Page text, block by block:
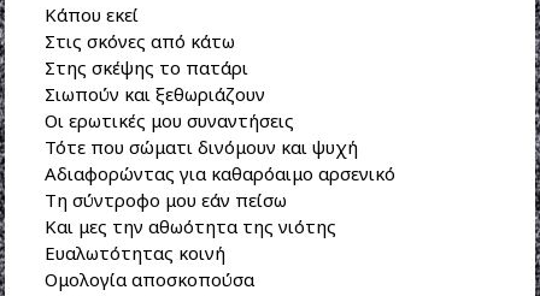
Κάπου εκεί
Στις σκόνες από κάτω
Στης σκέψης το πατάρι
Σιωπούν και ξεθωριάζουν
Οι ερωτικές μου συναντήσεις
Τότε που σώματι δινόμουν και ψυχή
Αδιαφορώντας για καθαρόαιμο αρσενικό
Τη σύντροφο μου εάν πείσω
Και μες την αθωότητα της νιότης
Ευαλωτότητας κοινή
Ομολογία αποσκοπούσα